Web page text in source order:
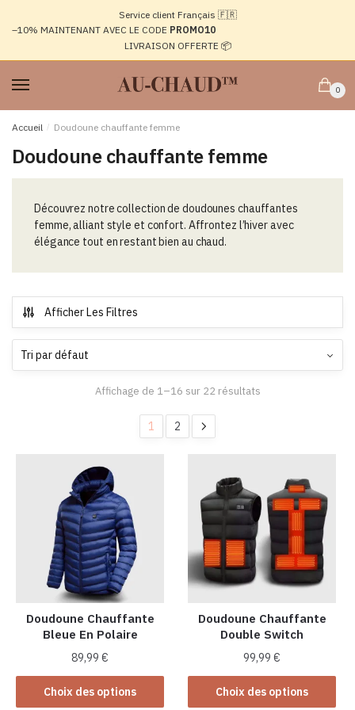
navigation
Service client Français 🇫🇷
–10% MAINTENANT AVEC LE CODE PROMO10
LIVRAISON OFFERTE 📦
0
Accueil / Doudoune chauffante femme
Doudoune chauffante femme
Découvrez notre collection de doudounes chauffantes
femme, alliant style et confort. Affrontez l’hiver avec
élégance tout en restant bien au chaud.
Afficher Les Filtres
Affichage de 1–16 sur 22 résultats
1 2
Doudoune Chauffante
Bleue En Polaire
89,99€
Choix des options
Ce
produit
Doudoune Chauffante
Double Switch
99,99€
Choix des options
Ce
produit